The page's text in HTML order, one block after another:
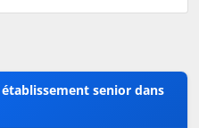
senior dans